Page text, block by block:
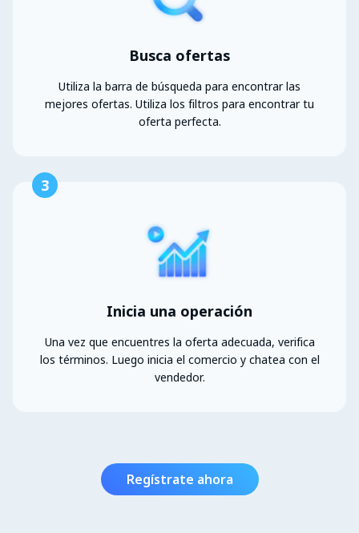
Busca ofertas
Utiliza la barra de búsqueda para encontrar las
mejores ofertas. Utiliza los filtros para encontrar tu
oferta perfecta.
3
Inicia una operación
Una vez que encuentres la oferta adecuada, verifica
los términos. Luego inicia el comercio y chatea con el
vendedor.
Regístrate ahora